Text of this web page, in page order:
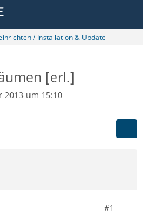
/ Installation & Update
[erl.]
2013 um 15:10
#1